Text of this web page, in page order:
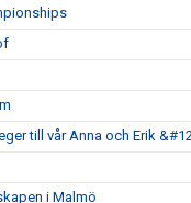
till vår Anna och Erik
i Malmö